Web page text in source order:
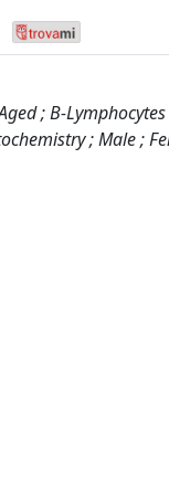
; B-
; Male ;